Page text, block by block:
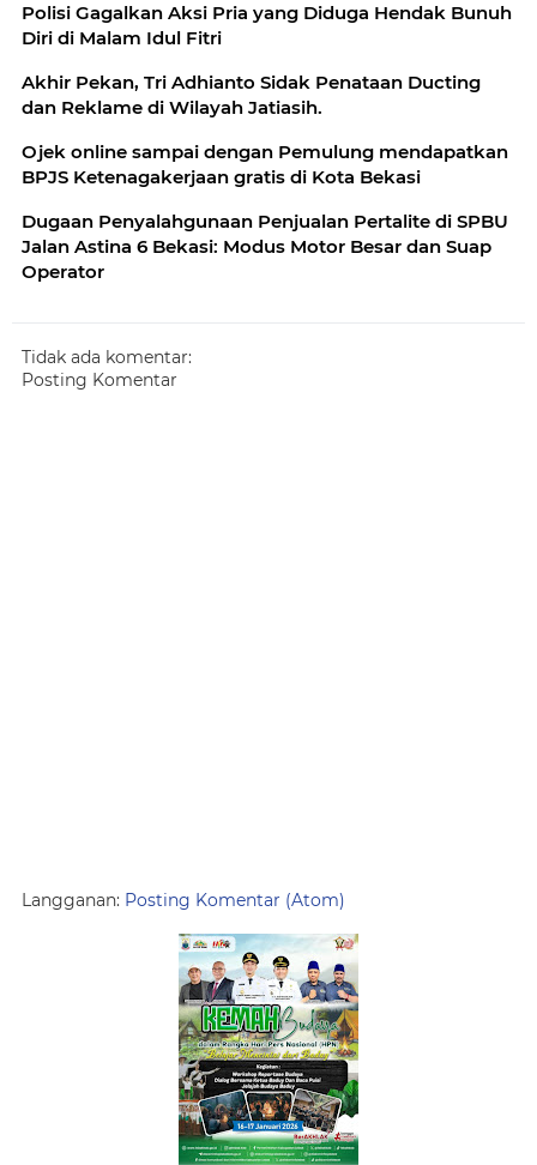
Polisi Gagalkan Aksi Pria yang Diduga Hendak Bunuh
Diri di Malam Idul Fitri
Akhir Pekan, Tri Adhianto Sidak Penataan Ducting
dan Reklame di Wilayah Jatiasih.
Ojek online sampai dengan Pemulung mendapatkan
BPJS Ketenagakerjaan gratis di Kota Bekasi
Dugaan Penyalahgunaan Penjualan Pertalite di SPBU
Jalan Astina 6 Bekasi: Modus Motor Besar dan Suap
Operator
Tidak ada komentar:
Posting Komentar
Langganan: Posting Komentar (Atom)